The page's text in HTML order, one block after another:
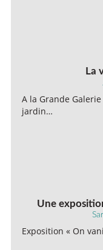
La
A la Grande
jardin…
Une
Exposition « On